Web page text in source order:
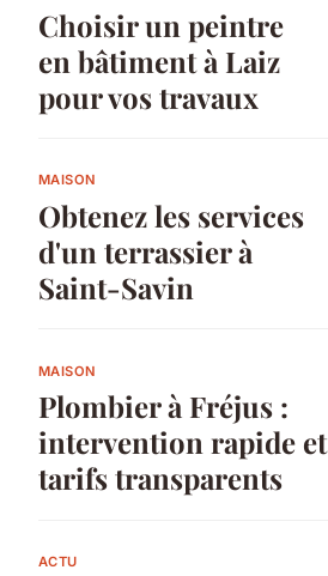
Choisir un peintre
en bâtiment à Laiz
pour vos travaux
MAISON
Obtenez les services
d'un terrassier à
Saint-Savin
MAISON
Plombier à Fréjus :
intervention rapide et
tarifs transparents
ACTU